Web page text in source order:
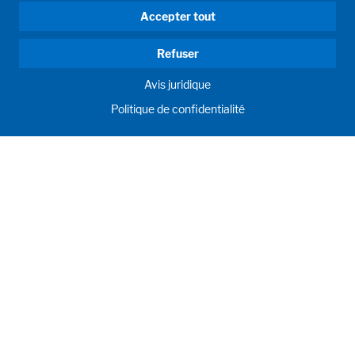
Accepter tout
Refuser
Avis juridique
Politique de confidentialité